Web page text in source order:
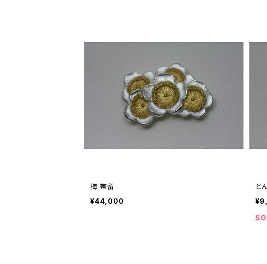
梅 帯留
¥44,000
と